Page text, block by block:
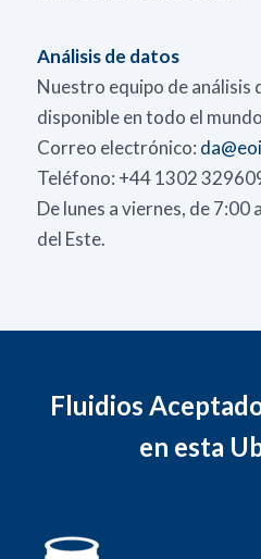
Análisis de datos
Nuestro equipo de análisis
disponible en todo el
Correo electrónico:
Teléfono: +44 1302
De lunes a viernes, de 7:00
del Este.
Fluidios
en esta